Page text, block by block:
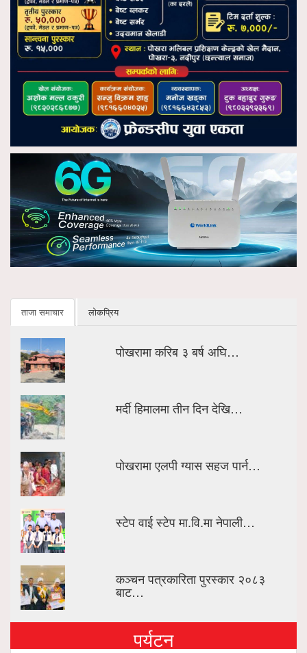
ताजा समाचार लोकप्रिय
पोखरामा करिब ३ बर्ष अघि…
मर्दी हिमालमा तीन दिन देखि…
पोखरामा एलपी ग्यास सहज पार्न…
स्टेप वाई स्टेप मा.वि.मा नेपाली…
कञ्चन पत्रकारिता पुरस्कार २०८३
बाट…
पर्यटन